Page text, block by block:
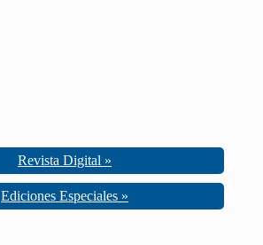
Revista Digital »
Ediciones Especiales »